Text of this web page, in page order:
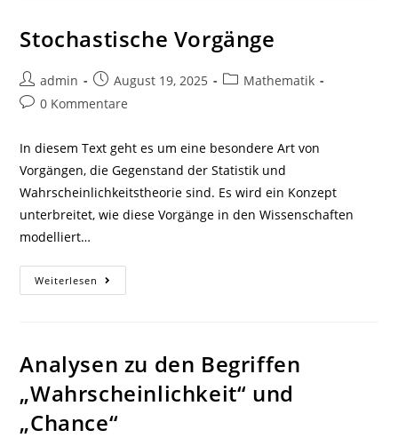
Stochastische Vorgänge
Beitrags-
Autor:
admin
Beitrag
veröffentlicht:
August 19, 2025
Beitrags-
Mathematik
Beitrags-
0 Kommentare
In diesem Text geht es um eine besondere Art von
Vorgängen, die Gegenstand der Statistik und
Wahrscheinlichkeitstheorie sind. Es wird ein Konzept
unterbreitet, wie diese Vorgänge in den Wissenschaften
modelliert…
Weiterlesen Stochastische
Vorgänge
Analysen zu den Begriffen
„Wahrscheinlichkeit“ und
„Chance“